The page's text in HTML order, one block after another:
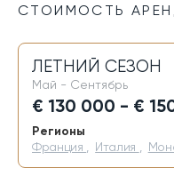
СТОИМОСТЬ
ЛЕТНИЙ СЕЗОН
Май - Сентябрь
€ 130 000 - €
Регионы
Франция Италия